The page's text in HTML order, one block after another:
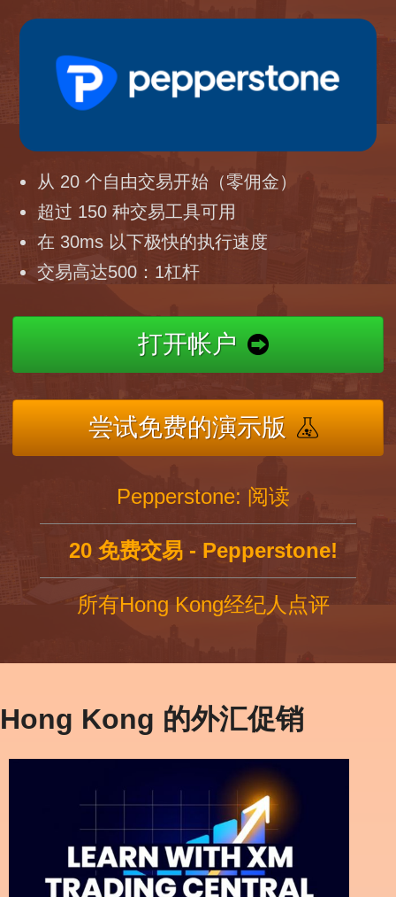
从 20 个自由交易开始（零佣金）
超过 150 种交易工具可用
在 30ms 以下极快的执行速度
交易高达500：1杠杆
打开帐户
尝试免费的演示版
Pepperstone: 阅读
20 免费交易 - Pepperstone!
所有Hong Kong经纪人点评
Hong Kong 的外汇促销